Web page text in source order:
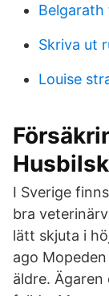
Skriva ut
Louise
I Sverige
bra
lätt skjuta i
ago
äldre.